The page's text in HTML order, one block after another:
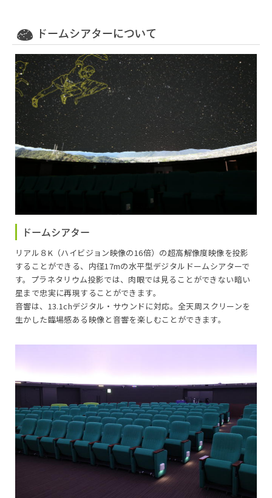
ドームシアターについて
ドームシアター
リアル８K（ハイビジョン映像の16倍）の超高解像度映像を投影
することができる、内径17mの水平型デジタルドームシアターで
す。プラネタリウム投影では、肉眼では見ることができない暗い
星まで忠実に再現することができます。
音響は、13.1chデジタル・サウンドに対応。全天周スクリーンを
生かした臨場感ある映像と音響を楽しむことができます。